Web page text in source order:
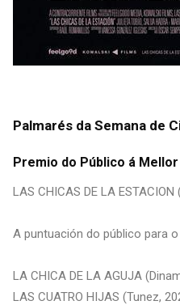
Palmarés da Semana de
Premio do Público á
LAS CHICAS DE LA
A puntuación do público para
LA CHICA DE LA AGUJA
LAS CUATRO HIJAS (Tunez,